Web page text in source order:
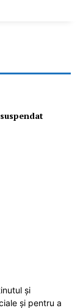
și
și pentru a